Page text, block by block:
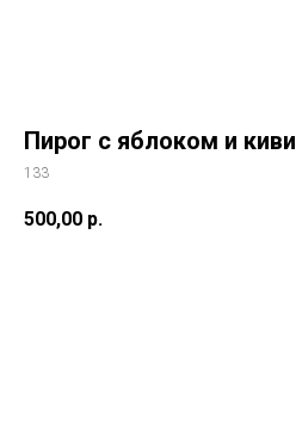
Пирог с яблоком и киви
133
500,00 р.